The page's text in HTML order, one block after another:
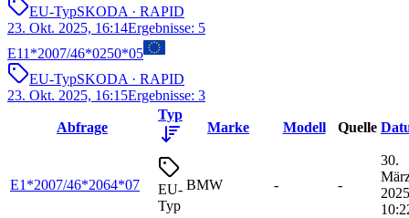
EU-TypSKODA · RAPID
23. Okt. 2025, 16:14Ergebnisse: 5
E11*2007/46*0250*05
EU-TypSKODA · RAPID
23. Okt. 2025, 16:15Ergebnisse: 3
Abfrage
Typ
Marke
Modell Quelle
E1*2007/46*2064*07
EU-
Typ
BMW - -
30.